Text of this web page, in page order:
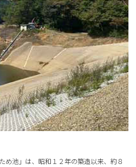
め池」は、昭和１２年の築造以来、約８